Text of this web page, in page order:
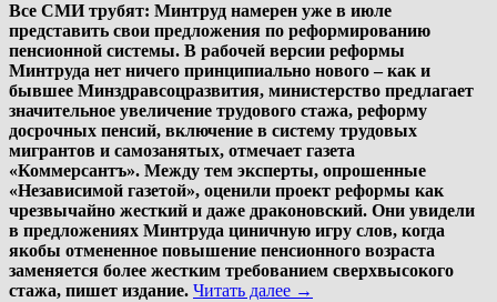
Все СМИ трубят: Минтруд намерен уже в июле
представить свои предложения по реформированию
пенсионной системы. В рабочей версии реформы
Минтруда нет ничего принципиально нового – как и
бывшее Минздравсоцразвития, министерство предлагает
значительное увеличение трудового стажа, реформу
досрочных пенсий, включение в систему трудовых
мигрантов и самозанятых, отмечает газета
«Коммерсантъ». Между тем эксперты, опрошенные
«Независимой газетой», оценили проект реформы как
чрезвычайно жесткий и даже драконовский. Они увидели
в предложениях Минтруда циничную игру слов, когда
якобы отмененное повышение пенсионного возраста
заменяется более жестким требованием сверхвысокого
стажа, пишет издание. Читать далее →